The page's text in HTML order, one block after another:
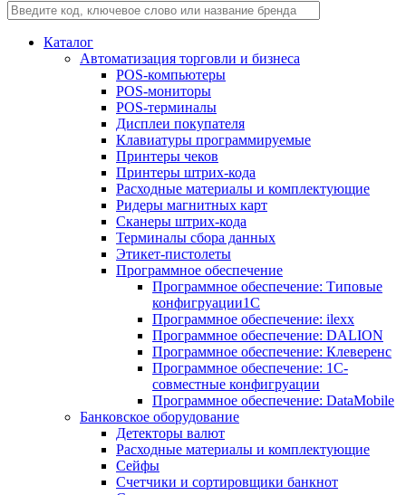
Каталог
Автоматизация торговли и бизнеса
POS-компьютеры
POS-мониторы
POS-терминалы
Дисплеи покупателя
Клавиатуры программируемые
Принтеры чеков
Принтеры штрих-кода
Расходные материалы и комплектующие
Ридеры магнитных карт
Сканеры штрих-кода
Терминалы сбора данных
Этикет-пистолеты
Программное обеспечение
Программное обеспечение: Типовые
конфигруации1С
Программное обеспечение: ilexx
Программное обеспечение: DALION
Программное обеспечение: Клеверенс
Программное обеспечение: 1С-
совместные конфигруации
Программное обеспечение: DataMobile
Банковское оборудование
Детекторы валют
Расходные материалы и комплектующие
Сейфы
Счетчики и сортировщики банкнот